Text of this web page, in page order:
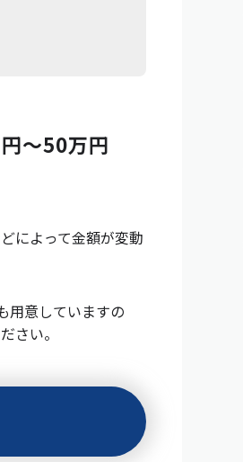
〜50万円
によって金額が変動
用意していますの
さい。